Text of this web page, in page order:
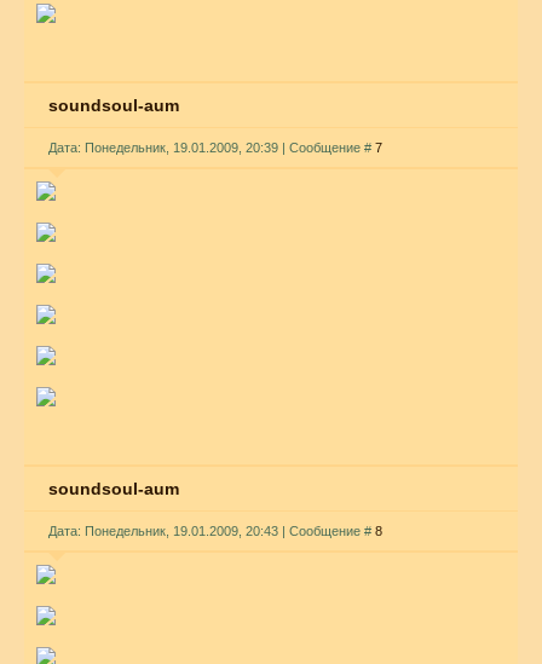
soundsoul-aum
Дата: Понедельник, 19.01.2009, 20:39 | Сообщение # 7
soundsoul-aum
Дата: Понедельник, 19.01.2009, 20:43 | Сообщение # 8